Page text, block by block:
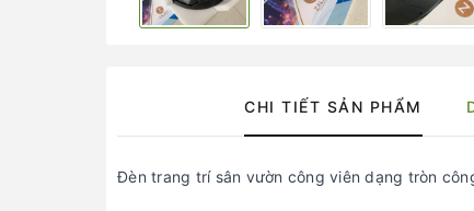
CHI TIẾT SẢN PHẨM
Đèn trang trí sân vườn công viên dạng tròn